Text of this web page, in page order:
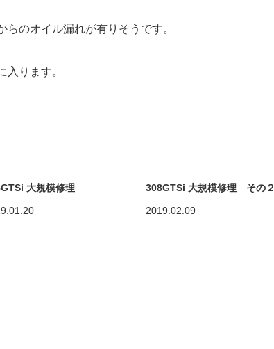
のオイル漏れが有りそうです。
入ります。
大規模修理 308GTSi 大規模修理 その２
2019.02.09